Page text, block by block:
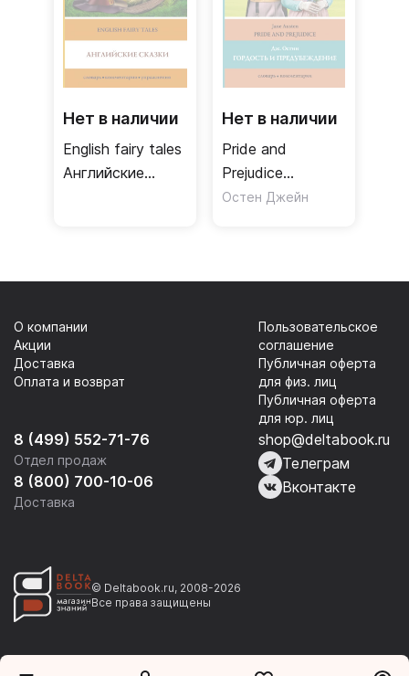
Нет в наличии
English fairy tales
Английские
Нет в наличии
Pride and
Prejudice
Гордость и
Остен Джейн
8 (499) 552-71-76
Отдел продаж
8 (800) 700-10-06
Доставка
О компании
Акции
Доставка
Оплата и возврат
Пользовательское
соглашение
Публичная оферта
для физ. лиц
Публичная оферта
для юр. лиц
shop@deltabook.ru
Телеграм
Вконтакте
© Deltabook.ru, 2008-2026
Все права защищены